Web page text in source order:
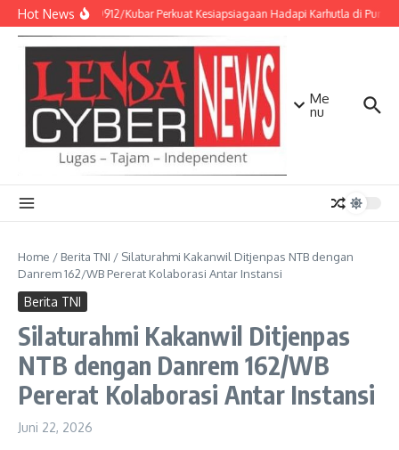
Lewati ke konten
Hot NewsKodim 0912/Kubar Perkuat Kesiapsiagaan Hadapi Karhutla di
Me
nu
Home / Berita TNI / Silaturahmi Kakanwil Ditjenpas NTB dengan
Danrem 162/WB Pererat Kolaborasi Antar Instansi
Berita TNI
Silaturahmi Kakanwil Ditjenpas
NTB dengan Danrem 162/WB
Pererat Kolaborasi Antar Instansi
Juni 22, 2026